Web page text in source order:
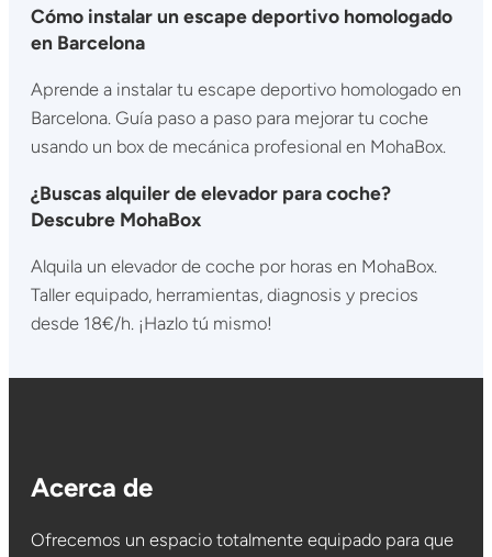
Cómo instalar un escape deportivo homologado
en Barcelona
Aprende a instalar tu escape deportivo homologado en
Barcelona. Guía paso a paso para mejorar tu coche
usando un box de mecánica profesional en MohaBox.
¿Buscas alquiler de elevador para coche?
Descubre MohaBox
Alquila un elevador de coche por horas en MohaBox.
Taller equipado, herramientas, diagnosis y precios
desde 18€/h. ¡Hazlo tú mismo!
Acerca de
Ofrecemos un espacio totalmente equipado para que